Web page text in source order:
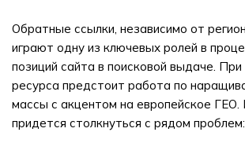
Обратные ссылки, независимо от
играют одну из ключевых ролей в
позиций сайта в поисковой выдаче.
ресурса предстоит работа по
массы с акцентом на европейское ГЕО.
придется столкнуться с рядом проблем: